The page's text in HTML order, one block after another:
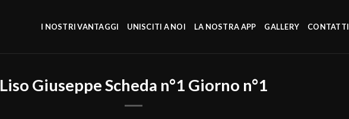
I NOSTRI VANTAGGI UNISCITI A NOI LA NOSTRA APP GALLERY CONTATTI
Liso Giuseppe Scheda n°1 Giorno n°1